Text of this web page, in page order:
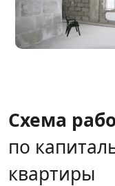
Схема
по
квартиры